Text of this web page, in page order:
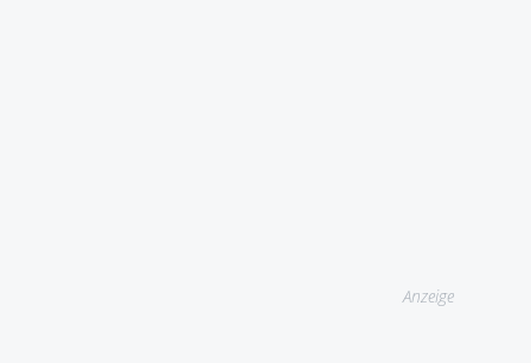
Anzeige